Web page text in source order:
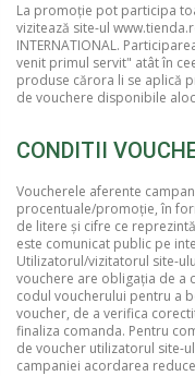
La promoție pot participa
vizitează site-ul
INTERNATIONAL.
venit primul servit" atât în
produse cărora li se aplică
de vouchere disponibile
CONDITII
Voucherele aferente
procentuale/promoție, în
de litere și cifre ce
este comunicat public pe
Utilizatorul/vizitatorul site-
vouchere are obligația de a
codul voucherului pentru a
voucher, de a verifica
finaliza comanda. Pentru
de voucher utilizatorul site-
campaniei acordarea